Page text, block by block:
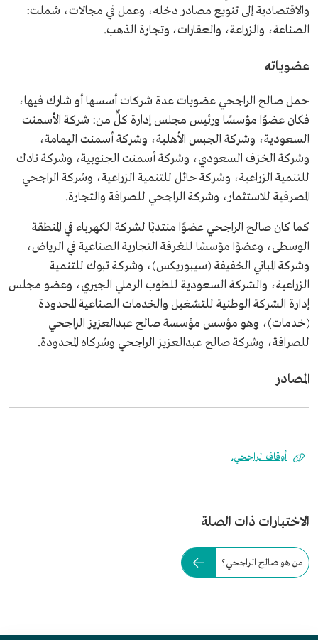
والاقتصادية إلى تنويع مصادر دخله، وعمل في مجالات، شملت:
الصناعة، والزراعة، والعقارات، وتجارة الذهب.
عضوياته
حمل صالح الراجحي عضويات عدة شركات أسسها أو شارك فيها،
فكان عضوًا مؤسسًا ورئيس مجلس إدارة كلٍّ من: شركة الأسمنت
السعودية، وشركة الجبس الأهلية، وشركة أسمنت اليمامة،
وشركة الخزف السعودي، وشركة أسمنت الجنوبية، وشركة نادك
للتنمية الزراعية، وشركة حائل للتنمية الزراعية، وشركة الراجحي
المصرفية للاستثمار، وشركة الراجحي للصرافة والتجارة.
كما كان صالح الراجحي عضوًا منتدبًا لشركة الكهرباء في المنطقة
الوسطى، وعضوًا مؤسسًا للغرفة التجارية الصناعية في الرياض،
وشركة المباني الخفيفة (سيبوريكس)، وشركة تبوك للتنمية
الزراعية، والشركة السعودية للطوب الرملي الجيري، وعضو مجلس
إدارة الشركة الوطنية للتشغيل والخدمات الصناعية المحدودة
(خدمات)، وهو مؤسس مؤسسة صالح عبدالعزيز الراجحي
للصرافة، وشركة صالح عبدالعزيز الراجحي وشركاه المحدودة.
المصادر
أوقاف الراجحي.
الاختبارات ذات الصلة
من هو صالح الراجحي؟